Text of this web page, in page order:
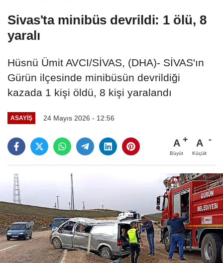
Sivas'ta minibüs devrildi: 1 ölü, 8
yaralı
Hüsnü Ümit AVCI/SİVAS, (DHA)- SİVAS'ın
Gürün ilçesinde minibüsün devrildiği
kazada 1 kişi öldü, 8 kişi yaralandı
ASAYIŞ 24 Mayıs 2026 - 12:56
A
Büyüt
A
Küçült